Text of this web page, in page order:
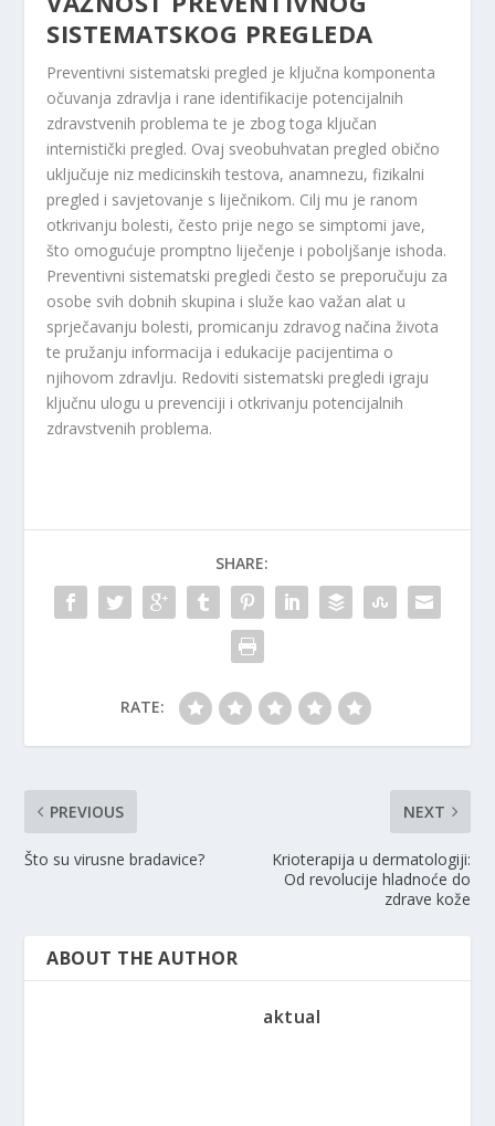
SISTEMATSKOG PREGLEDA
Preventivni sistematski pregled je ključna komponenta
očuvanja zdravlja i rane identifikacije potencijalnih
zdravstvenih problema te je zbog toga ključan
internistički pregled. Ovaj sveobuhvatan pregled obično
uključuje niz medicinskih testova, anamnezu, fizikalni
pregled i savjetovanje s liječnikom. Cilj mu je ranom
otkrivanju bolesti, često prije nego se simptomi jave,
što omogućuje promptno liječenje i poboljšanje ishoda.
Preventivni sistematski pregledi često se preporučuju za
osobe svih dobnih skupina i služe kao važan alat u
sprječavanju bolesti, promicanju zdravog načina života
te pružanju informacija i edukacije pacijentima o
njihovom zdravlju. Redoviti sistematski pregledi igraju
ključnu ulogu u prevenciji i otkrivanju potencijalnih
zdravstvenih problema.
SHARE:
RATE:
PREVIOUS
Što su virusne bradavice?
NEXT
Krioterapija u dermatologiji:
Od revolucije hladnoće do
zdrave kože
ABOUT THE AUTHOR
aktual